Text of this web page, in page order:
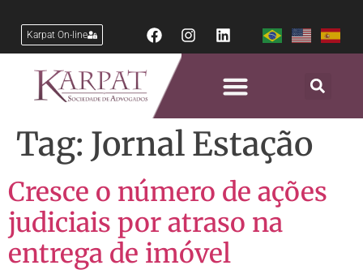
Karpat On-line
Tag: Jornal Estação
Cresce o número de ações
judiciais por atraso na
entrega de imóvel